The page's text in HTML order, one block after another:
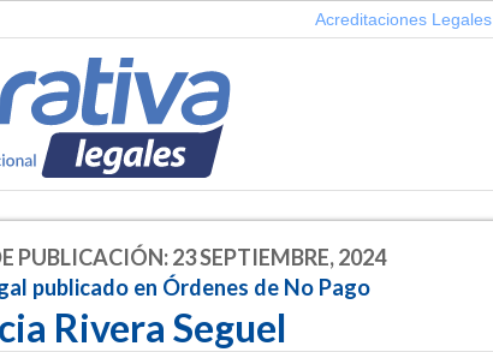
Acreditaciones Legales
PUBLICACIÓN: 23 SEPTIEMBRE, 2024
publicado en Órdenes de No Pago
Rivera Seguel